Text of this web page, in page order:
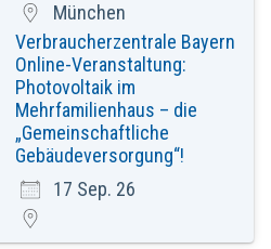
München
Verbraucherzentrale Bayern
Online-Veranstaltung:
Photovoltaik im
Mehrfamilienhaus – die
„Gemeinschaftliche
Gebäudeversorgung“!
17 Sep. 26